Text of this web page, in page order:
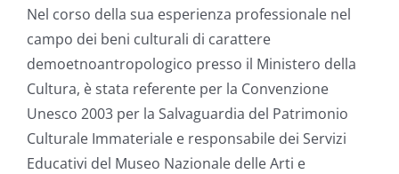
Nel corso della sua esperienza professionale nel
campo dei beni culturali di carattere
demoetnoantropologico presso il Ministero della
Cultura, è stata referente per la Convenzione
Unesco 2003 per la Salvaguardia del Patrimonio
Culturale Immateriale e responsabile dei Servizi
Educativi del Museo Nazionale delle Arti e